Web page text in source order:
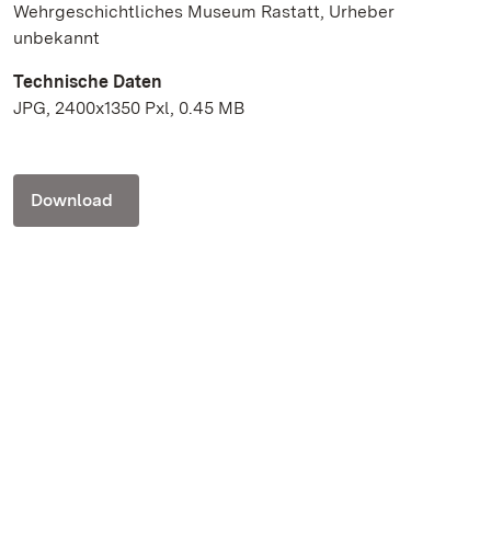
Wehrgeschichtliches Museum Rastatt, Urheber
unbekannt
Technische Daten
JPG, 2400x1350 Pxl, 0.45 MB
Download